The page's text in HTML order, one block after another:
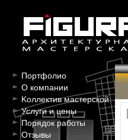
Портфолио
О компании
Kоллектив мастерской
Услуги и цены
Порядок работы
Отзывы